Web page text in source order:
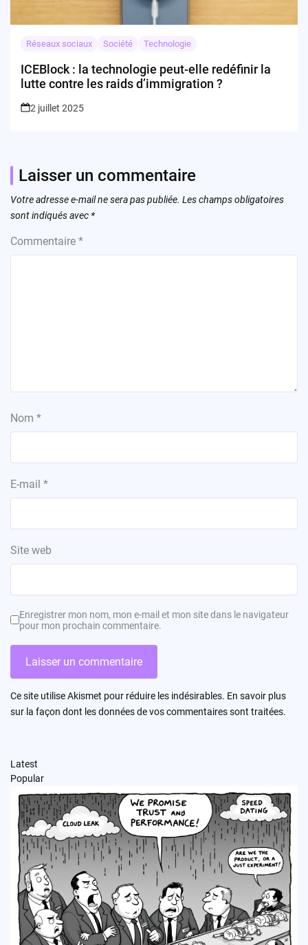
Réseaux sociaux Société Technologie
ICEBlock : la technologie peut-elle redéfinir la
lutte contre les raids d’immigration ?
2 juillet 2025
Laisser un commentaire
Votre adresse e-mail ne sera pas publiée. Les champs obligatoires
sont indiqués avec *
Commentaire *
Nom *
E-mail *
Site web
Enregistrer mon nom, mon e-mail et mon site dans le navigateur
pour mon prochain commentaire.
Ce site utilise Akismet pour réduire les indésirables. En savoir plus
sur la façon dont les données de vos commentaires sont traitées.
Latest
Popular